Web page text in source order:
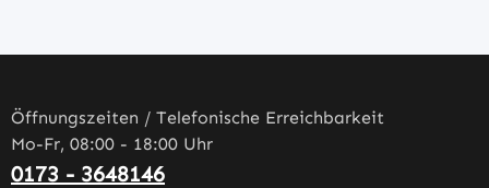
Öffnungszeiten / Telefonische Erreichbarkeit
Mo-Fr, 08:00 - 18:00 Uhr
0173 - 3648146